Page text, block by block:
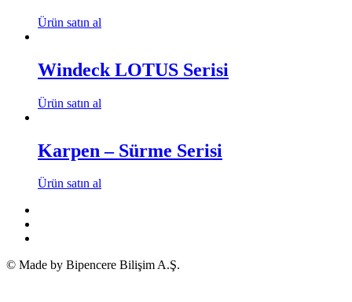
Ürün satın al
Windeck LOTUS Serisi
Ürün satın al
Karpen – Sürme Serisi
Ürün satın al
© Made by Bipencere Bilişim A.Ş.